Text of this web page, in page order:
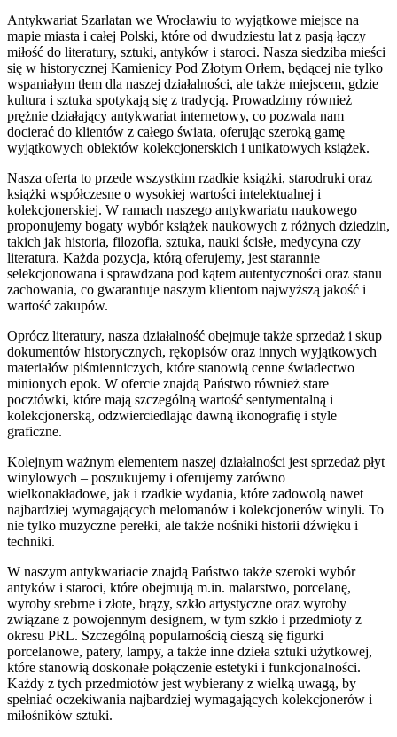
Antykwariat Szarlatan we Wrocławiu to wyjątkowe miejsce na
mapie miasta i całej Polski, które od dwudziestu lat z pasją łączy
miłość do literatury, sztuki, antyków i staroci. Nasza siedziba mieści
się w historycznej Kamienicy Pod Złotym Orłem, będącej nie tylko
wspaniałym tłem dla naszej działalności, ale także miejscem, gdzie
kultura i sztuka spotykają się z tradycją. Prowadzimy również
prężnie działający antykwariat internetowy, co pozwala nam
docierać do klientów z całego świata, oferując szeroką gamę
wyjątkowych obiektów kolekcjonerskich i unikatowych książek.
Nasza oferta to przede wszystkim rzadkie książki, starodruki oraz
książki współczesne o wysokiej wartości intelektualnej i
kolekcjonerskiej. W ramach naszego antykwariatu naukowego
proponujemy bogaty wybór książek naukowych z różnych dziedzin,
takich jak historia, filozofia, sztuka, nauki ścisłe, medycyna czy
literatura. Każda pozycja, którą oferujemy, jest starannie
selekcjonowana i sprawdzana pod kątem autentyczności oraz stanu
zachowania, co gwarantuje naszym klientom najwyższą jakość i
wartość zakupów.
Oprócz literatury, nasza działalność obejmuje także sprzedaż i skup
dokumentów historycznych, rękopisów oraz innych wyjątkowych
materiałów piśmienniczych, które stanowią cenne świadectwo
minionych epok. W ofercie znajdą Państwo również stare
pocztówki, które mają szczególną wartość sentymentalną i
kolekcjonerską, odzwierciedlając dawną ikonografię i style
graficzne.
Kolejnym ważnym elementem naszej działalności jest sprzedaż płyt
winylowych – poszukujemy i oferujemy zarówno
wielkonakładowe, jak i rzadkie wydania, które zadowolą nawet
najbardziej wymagających melomanów i kolekcjonerów winyli. To
nie tylko muzyczne perełki, ale także nośniki historii dźwięku i
techniki.
W naszym antykwariacie znajdą Państwo także szeroki wybór
antyków i staroci, które obejmują m.in. malarstwo, porcelanę,
wyroby srebrne i złote, brązy, szkło artystyczne oraz wyroby
związane z powojennym designem, w tym szkło i przedmioty z
okresu PRL. Szczególną popularnością cieszą się figurki
porcelanowe, patery, lampy, a także inne dzieła sztuki użytkowej,
które stanowią doskonałe połączenie estetyki i funkcjonalności.
Każdy z tych przedmiotów jest wybierany z wielką uwagą, by
spełniać oczekiwania najbardziej wymagających kolekcjonerów i
miłośników sztuki.